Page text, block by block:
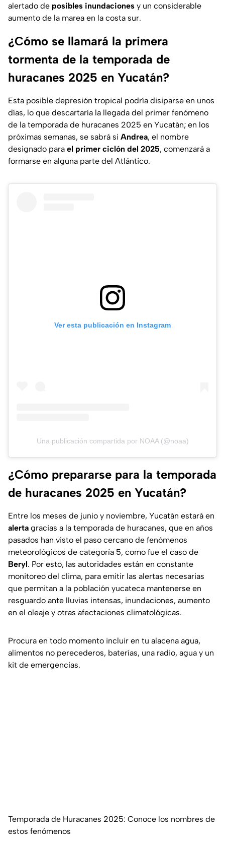
alertado de posibles inundaciones y un considerable
aumento de la marea en la costa sur.
¿Cómo se llamará la primera
tormenta de la temporada de
huracanes 2025 en Yucatán?
Esta posible depresión tropical podría disiparse en unos
días, lo que descartaría la llegada del primer fenómeno
de la temporada de huracanes 2025 en Yucatán; en los
próximas semanas, se sabrá si Andrea, el nombre
designado para el primer ciclón del 2025, comenzará a
formarse en alguna parte del Atlántico.
Ver esta publicación en Instagram
Una publicación compartida por NOAA (@noaa)
¿Cómo prepararse para la temporada
de huracanes 2025 en Yucatán?
Entre los meses de junio y noviembre, Yucatán estará en
alerta gracias a la temporada de huracanes, que en años
pasados han visto el paso cercano de fenómenos
meteorológicos de categoría 5, como fue el caso de
Beryl. Por esto, las autoridades están en constante
monitoreo del clima, para emitir las alertas necesarias
que permitan a la población yucateca mantenerse en
resguardo ante lluvias intensas, inundaciones, aumento
en el oleaje y otras afectaciones climatológicas.
Procura en todo momento incluir en tu alacena agua,
alimentos no perecederos, baterías, una radio, agua y un
kit de emergencias.
Temporada de Huracanes 2025: Conoce los nombres de
estos fenómenos